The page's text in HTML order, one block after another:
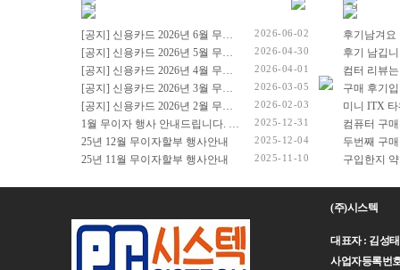
[공지] 신용카드 2026년 6월 무이자 행사 안내드립니다. 2026-06-02
[공지] 신용카드 2026년 5월 무이자 행사 안내드립니다. 2026-04-30
[공지] 신용카드 2026년 4월 무이자 행사 안내드립니다. 2026-04-01
[공지] 신용카드 2026년 3월 무이자 행사 안내드립니다. 2026-03-05
[공지] 신용카드 2026년 2월 무이자 행사 안내드립니다. 2026-02-03
1월 무이자 행사 안내드립니다. (2026년 1월 1일 ~ 2026년 1월 31일) 2025-12-31
25년 12월 무이자할부 행사안내 2025-12-04
25년 11월 무이자할부 행사안내 2025-11-10
후기남겨요
후기 남깁
컴터 리뷰
구매 후기
컴퓨터 구
두번째 구
(주)시스텍
대표자 : 김성
사업자등록번